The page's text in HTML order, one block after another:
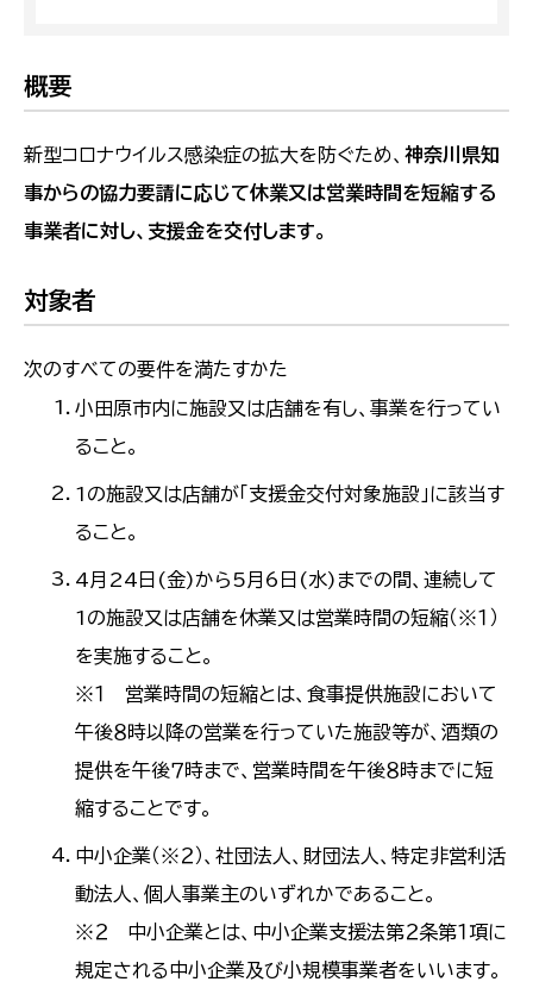
概要
新型コロナウイルス感染症の拡大を防ぐため、 神奈川県知
事からの協力要請に応じて休業又は営業時間を短縮する
事業者に対し、支援金を交付します。
対象者
次のすべての要件を満たすかた
小田原市内に施設又は店舗を有し、事業を行ってい
ること。
1の施設又は店舗が「支援金交付対象施設」に該当す
ること。
4月24日(金)から5月6日(水)までの間、連続して
1の施設又は店舗を休業又は営業時間の短縮（※１）
を実施すること。
※１ 営業時間の短縮とは、食事提供施設において
午後８時以降の営業を行っていた施設等が、酒類の
提供を午後７時まで、営業時間を午後８時までに短
縮することです。
中小企業（※２）、社団法人、財団法人、特定非営利活
動法人、個人事業主のいずれかであること。
※２ 中小企業とは、中小企業支援法第２条第１項に
規定される中小企業及び小規模事業者をいいます。